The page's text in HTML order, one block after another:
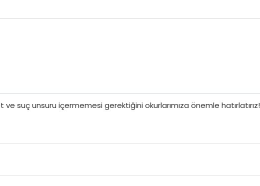
suç unsuru içermemesi gerektiğini okurlarımıza önemle hatırlatırız!